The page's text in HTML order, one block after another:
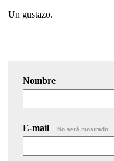
Un gustazo.
Nombre
E-mail No será mostrado.